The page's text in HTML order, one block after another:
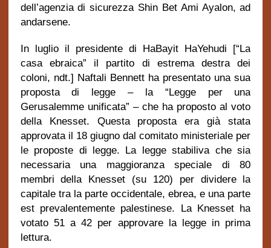
dell’agenzia di sicurezza Shin Bet Ami Ayalon, ad
andarsene.
In luglio il presidente di HaBayit HaYehudi [“La
casa ebraica” il partito di estrema destra dei
coloni, ndt.] Naftali Bennett ha presentato una sua
proposta di legge – la “Legge per una
Gerusalemme unificata” – che ha proposto al voto
della Knesset. Questa proposta era già stata
approvata il 18 giugno dal comitato ministeriale per
le proposte di legge. La legge stabiliva che sia
necessaria una maggioranza speciale di 80
membri della Knesset (su 120) per dividere la
capitale tra la parte occidentale, ebrea, e una parte
est prevalentemente palestinese. La Knesset ha
votato 51 a 42 per approvare la legge in prima
lettura.